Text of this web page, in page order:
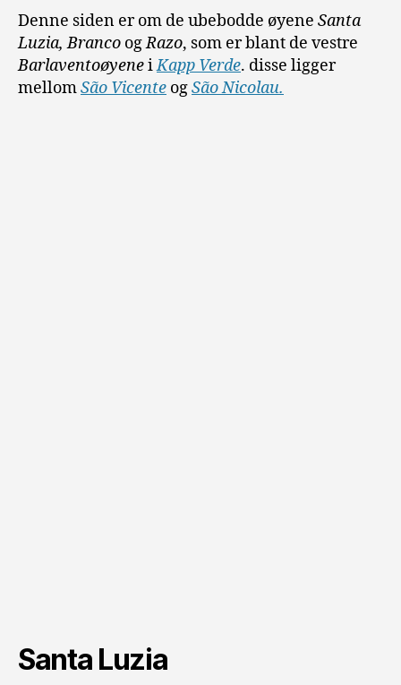
Denne siden er om de ubebodde øyene Santa
Luzia, Branco ogRazo, som er blant de vestre
BarlaventoøyeneiKapp Verde. disse ligger
mellomSão Vicente ogSão Nicolau.
Santa Luzia